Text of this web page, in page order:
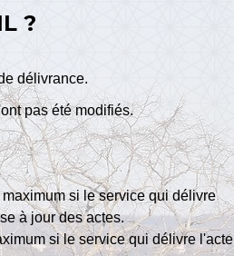
?
délivrance.
pas été modifiés.
si le service qui délivre
à jour des actes.
si le service qui délivre l'acte